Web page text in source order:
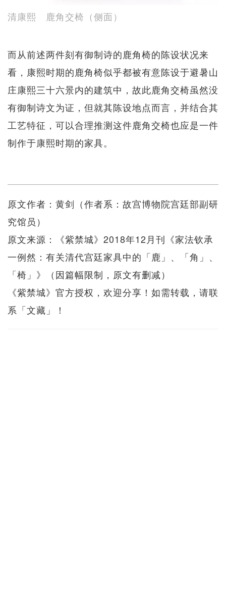
清康熙 鹿角交椅（侧面）
而从前述两件刻有御制诗的鹿角椅的陈设状况来
看，康熙时期的鹿角椅似乎都被有意陈设于避暑山
庄康熙三十六景内的建筑中，故此鹿角交椅虽然没
有御制诗文为证，但就其陈设地点而言，并结合其
工艺特征，可以合理推测这件鹿角交椅也应是一件
制作于康熙时期的家具。
原文作者：黄剑（作者系：故宫博物院宫廷部副研
究馆员）
原文来源：《紫禁城》2018年12月刊《家法钦承
一例然：有关清代宫廷家具中的「鹿」、「角」、
「椅」》（因篇幅限制，原文有删减）
《紫禁城》官方授权，欢迎分享！如需转载，请联
系「文藏」！